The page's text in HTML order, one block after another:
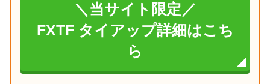
＼当サイト限定／
FXTF タイアップ詳細はこち
ら